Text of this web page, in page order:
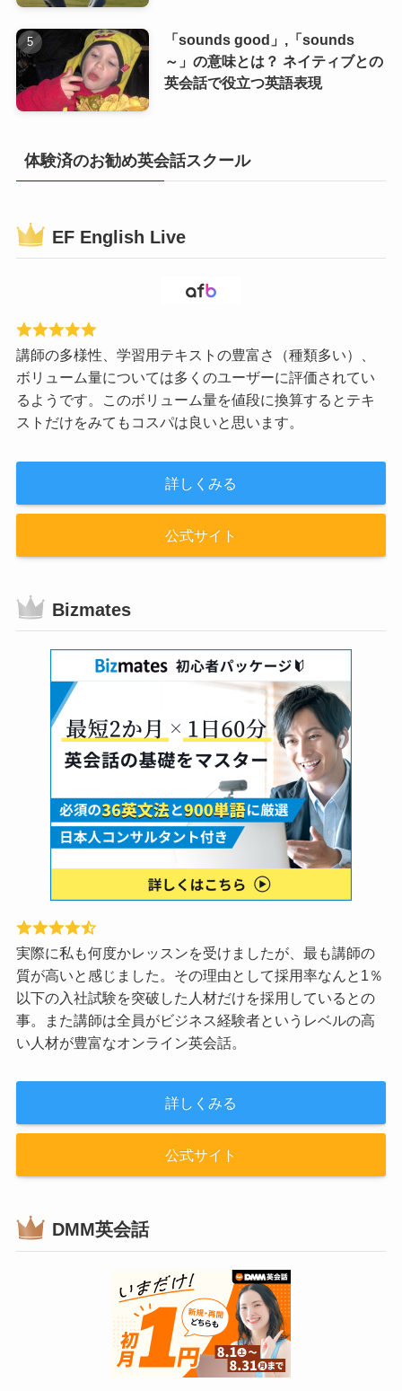
「sounds good」,「sounds
～」の意味とは？ ネイティブとの
英会話で役立つ英語表現
体験済のお勧め英会話スクール
EF English Live
講師の多様性、学習用テキストの豊富さ（種類多い）、
ボリューム量については多くのユーザーに評価されてい
るようです。このボリューム量を値段に換算するとテキ
ストだけをみてもコスパは良いと思います。
詳しくみる
公式サイト
Bizmates
実際に私も何度かレッスンを受けましたが、最も講師の
質が高いと感じました。その理由として採用率なんと1％
以下の入社試験を突破した人材だけを採用しているとの
事。また講師は全員がビジネス経験者というレベルの高
い人材が豊富なオンライン英会話。
詳しくみる
公式サイト
DMM英会話